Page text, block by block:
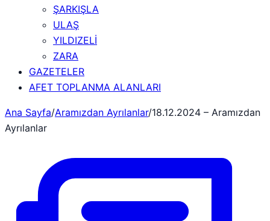
ŞARKIŞLA
ULAŞ
YILDIZELİ
ZARA
GAZETELER
AFET TOPLANMA ALANLARI
Ana Sayfa/Aramızdan Ayrılanlar/18.12.2024 – Aramızdan
Ayrılanlar